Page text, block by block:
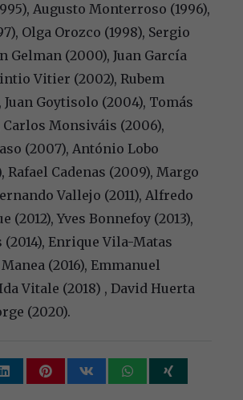
Augusto Monterroso (1996),
Olga Orozco (1998), Sergio
Gelman (2000), Juan García
Vitier (2002), Rubem
Juan Goytisolo (2004), Tomás
Carlos Monsiváis (2006),
(2007), António Lobo
Rafael Cadenas (2009), Margo
Vallejo (2011), Alfredo
(2012), Yves Bonnefoy (2013),
Enrique Vila-Matas
(2016), Emmanuel
Vitale (2018) , David Huerta
(2020).